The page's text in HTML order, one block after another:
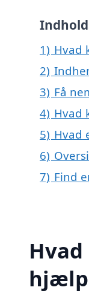
1) Hvad
2)
3) Få
4) Hvad
5) Hvad
6)
7) Find